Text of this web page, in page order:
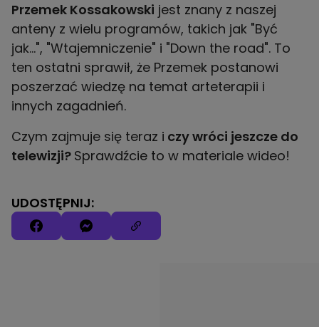
Przemek Kossakowski jest znany z naszej
anteny z wielu programów, takich jak "Być
jak...", "Wtajemniczenie" i "Down the road". To
ten ostatni sprawił, że Przemek postanowi
poszerzać wiedzę na temat arteterapii i
innych zagadnień.
Czym zajmuje się teraz i czy wróci jeszcze do
telewizji? Sprawdźcie to w materiale wideo!
UDOSTĘPNIJ: